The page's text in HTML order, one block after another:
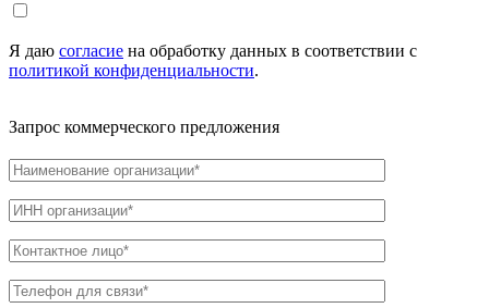
Я даю согласие на обработку данных в соответствии с
политикой конфиденциальности.
Запрос коммерческого предложения